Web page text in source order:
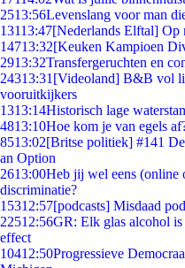
2513:56Levenslang voor man
13113:47[Nederlands Elftal] Op
14713:32[Keuken Kampioen
2913:32Transfergeruchten en
24313:31 [Videoland] B&B vol
vooruitkijkers
1313:14Historisch lage
4813:10Hoe kom je van egels
8513:02[Britse politiek] #141
an Option
2613:00Heb jij wel eens (online
discriminatie?
15312:57[podcasts] Misdaad
22512:56GR: Elk glas alcohol
effect
10412:50Progressieve